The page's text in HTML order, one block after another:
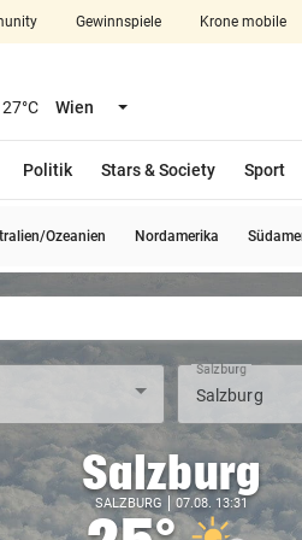
Gewinnspiele Krone mobile
27°C Wien Menü aufklappen
Politik Stars & Society Sport
Ozeanien Nordamerika
Salzburg
Salzburg
SALZBURG 07.08. 13:31